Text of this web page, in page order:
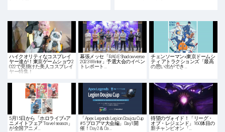
ハイクオリティなコスプレイ
ヤー達が！東京ゲームショウ2
022で見掛けた美人コスプレイ
ヤー特集！
幕張メッセ「RAGE Shadowverse
2023 Winter」予選大会のイベン
トレポート…
チェンソーマン×東京ドームシ
ティ アトラクションズ「最高
の思い出ができ…
5月15日から「ホロライブ×ア
ニメイトフェア Travel season」
が全国アニメ…
「Apex Legends Legion Doujou Cup
#5 プロアマ大会編」Day1開
催！Day2＆Da…
待望のヴォイド！「リーグ・
オブ・レジェンド」160体目の
新チャンピオン「…